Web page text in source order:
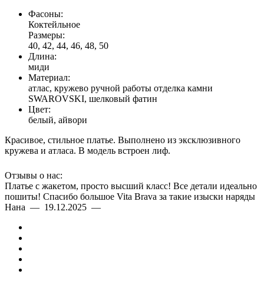
Фасоны:
Коктейльное
Размеры:
40, 42, 44, 46, 48, 50
Длина:
миди
Материал:
атлас, кружево ручной работы отделка камни
SWAROVSKI, шелковый фатин
Цвет:
белый, айвори
Красивое, стильное платье. Выполнено из эксклюзивного
кружева и атласа. В модель встроен лиф.
Отзывы о нас:
Платье с жакетом, просто высший класс! Все детали идеально
пошиты! Спасибо большое Vita Brava за такие изыски наряды
Нана — 19.12.2025 —